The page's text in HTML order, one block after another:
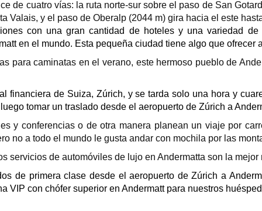
de cuatro vías: la ruta norte-sur sobre el paso de San
Valais, y el paso de Oberalp (2044 m) gira hacia el este
con una gran cantidad de hoteles y una variedad
en el mundo. Esta pequeña ciudad tiene algo que ofrecer
para caminatas en el verano, este hermoso pueblo de
financiera de Suiza, Zúrich, y se tarda solo una hora y
tomar un traslado desde el aeropuerto de Zúrich a
y conferencias o de otra manera planean un viaje por
no a todo el mundo le gusta andar con mochila por las
servicios de automóviles de lujo en Andermatta son la
de primera clase desde el aeropuerto de Zúrich a
VIP con chófer superior en Andermatt para nuestros